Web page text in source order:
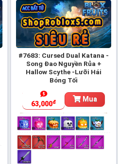
#7683: Cursed Dual Katana -
Song Đao Nguyền Rủa +
Hallow Scythe -Lưỡi Hái
Bóng Tối
63,000đ Mua